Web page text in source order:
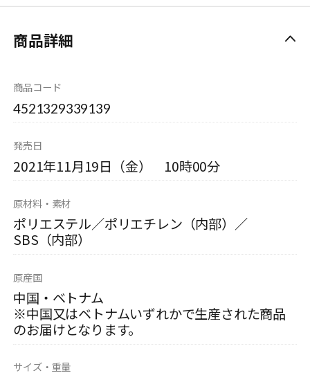
商品詳細
商品コード
4521329339139
発売日
2021年11月19日（金） 10時00分
原材料・素材
ポリエステル／ポリエチレン（内部）／
SBS（内部）
原産国
中国・ベトナム
※中国又はベトナムいずれかで生産された商品
のお届けとなります。
サイズ・重量